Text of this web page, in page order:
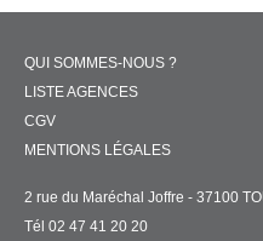
QUI SOMMES-NOUS ?
LISTE AGENCES
CGV
MENTIONS LÉGALES
2 rue du Maréchal Joffre - 37100
Tél 02 47 41 20 20